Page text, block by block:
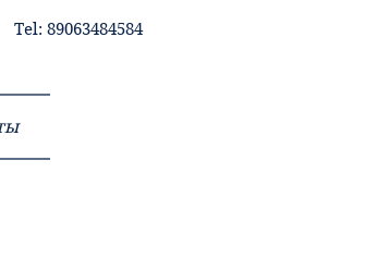
Tel: 89063484584